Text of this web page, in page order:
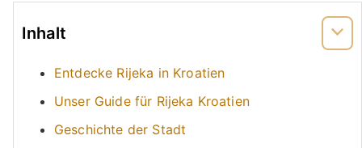
Inhalt
Entdecke Rijeka in Kroatien
Unser Guide für Rijeka Kroatien
Geschichte der Stadt